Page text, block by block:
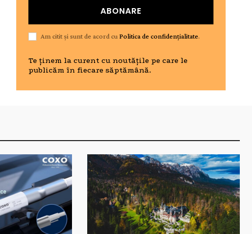
ABONARE
Am citit și sunt de acord cuPolitica de confidențialitate.
Te ținem la curent cu noutățile pe care le
publicăm în fiecare săptămână.